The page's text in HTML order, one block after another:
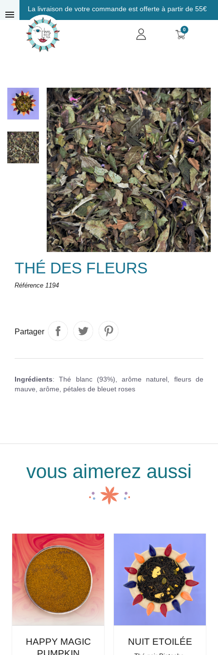
La livraison de votre commande est offerte à partir de 55€
0
THÉ DES FLEURS
Référence 1194
Partager
Ingrédients: Thé blanc (93%), arôme naturel, fleurs de
mauve, arôme, pétales de bleuet roses
vous aimerez aussi
HAPPY MAGIC
NUIT ETOILÉE
menu